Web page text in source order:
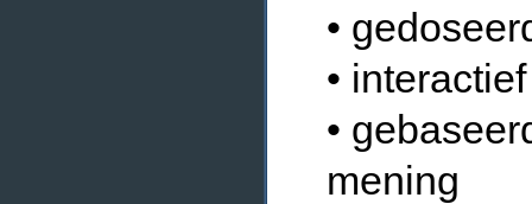
•
• interactief
•
mening